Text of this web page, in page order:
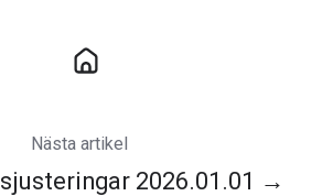
Nästa artikel
2026.01.01 →